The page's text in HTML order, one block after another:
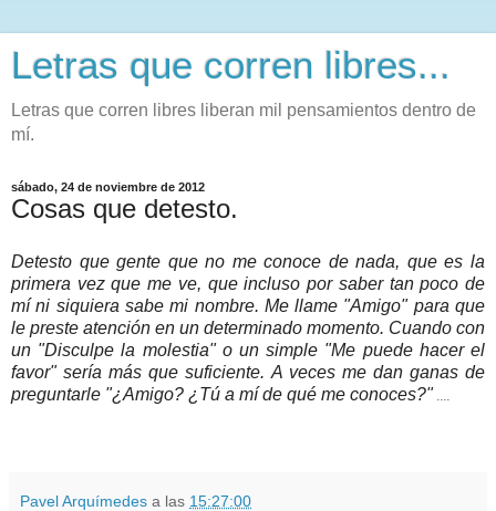
Letras que corren libres...
Letras que corren libres liberan mil pensamientos dentro de
mí.
sábado, 24 de noviembre de 2012
Cosas que detesto.
Detesto que gente que no me conoce de nada, que es la
primera vez que me ve, que incluso por saber tan poco de
mí ni siquiera sabe mi nombre. Me llame "Amigo" para que
le preste atención en un determinado momento. Cuando con
un "Disculpe la molestia" o un simple "Me puede hacer el
favor" sería más que suficiente. A veces me dan ganas de
preguntarle "¿Amigo? ¿Tú a mí de qué me conoces?"
Pavel Arquímedes a las 15:27:00